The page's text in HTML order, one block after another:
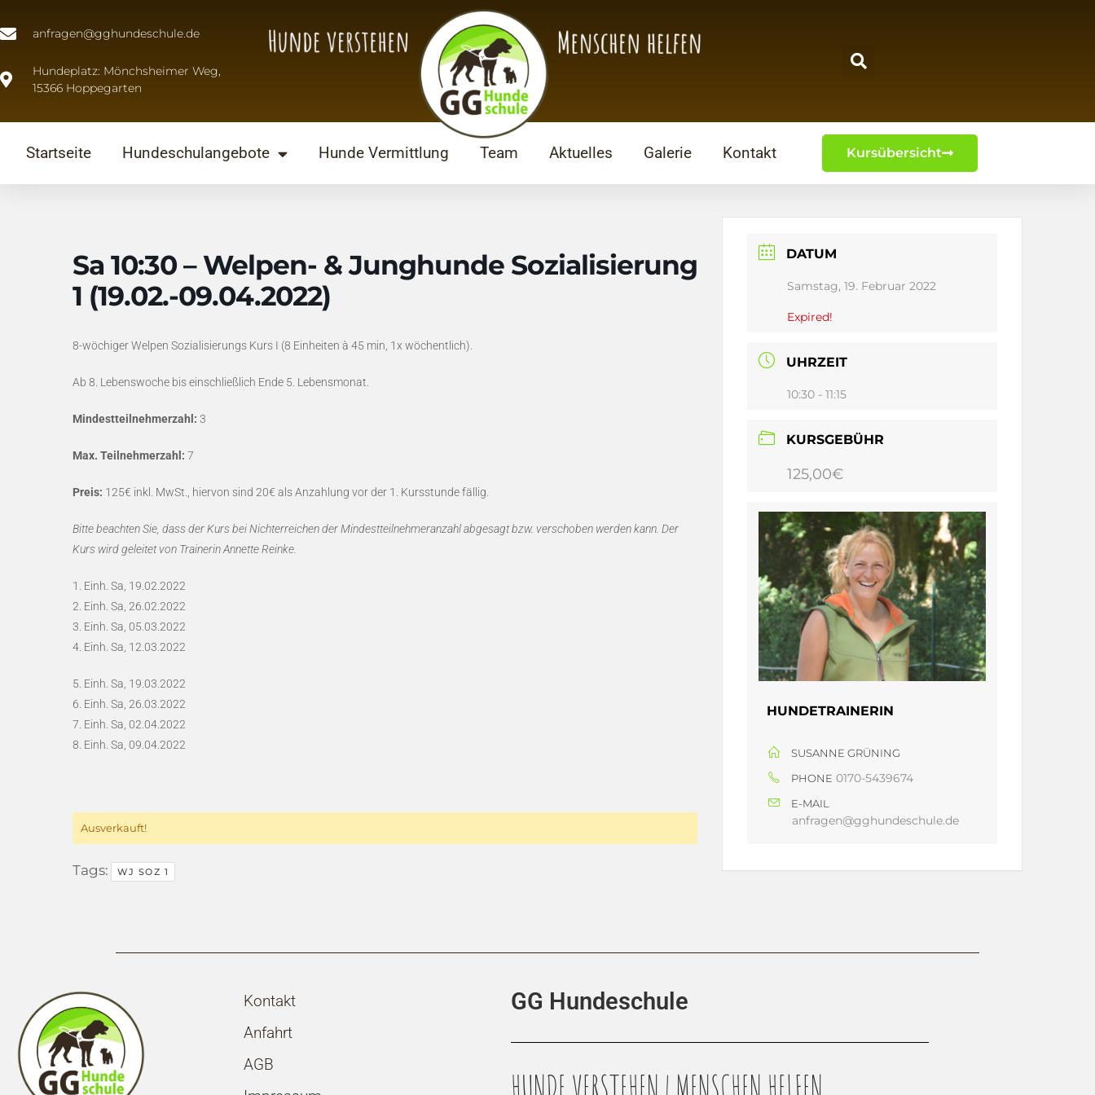
anfragen@gghundeschule.de
Hundeplatz: Mönchsheimer Weg,
15366 Hoppegarten
Startseite Hundeschulangebote Hunde Vermittlung Team Aktuelles Galerie Kontakt Kursübersicht
Sa 10:30 – Welpen- & Junghunde Sozialisierung
1 (19.02.-09.04.2022)
8-wöchiger Welpen Sozialisierungs Kurs I (8 Einheiten à 45 min, 1x wöchentlich).
Ab 8. Lebenswoche bis einschließlich Ende 5. Lebensmonat.
Mindestteilnehmerzahl: 3
Max. Teilnehmerzahl: 7
Preis: 125€ inkl. MwSt., hiervon sind 20€ als Anzahlung vor der 1. Kursstunde fällig.
Bitte beachten Sie, dass der Kurs bei Nichterreichen der Mindestteilnehmeranzahl abgesagt bzw. verschoben werden kann. Der
Kurs wird geleitet von Trainerin Annette Reinke.
1. Einh. Sa, 19.02.2022
2. Einh. Sa, 26.02.2022
3. Einh. Sa, 05.03.2022
4. Einh. Sa, 12.03.2022
5. Einh. Sa, 19.03.2022
6. Einh. Sa, 26.03.2022
7. Einh. Sa, 02.04.2022
8. Einh. Sa, 09.04.2022
Ausverkauft!
Tags: WJ SOZ 1
DATUM
Samstag, 19. Februar 2022
Expired!
UHRZEIT
10:30 - 11:15
KURSGEBÜHR
125,00€
HUNDETRAINERIN
SUSANNE GRÜNING
PHONE 0170-5439674
E-MAIL
anfragen@gghundeschule.de
Kontakt
Anfahrt
AGB
GG Hundeschule